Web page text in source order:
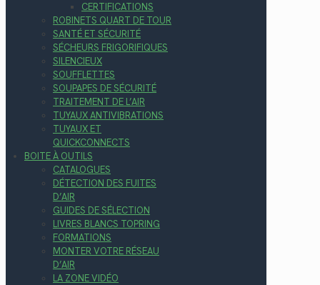
CERTIFICATIONS
ROBINETS QUART DE TOUR
SANTÉ ET SÉCURITÉ
SÉCHEURS FRIGORIFIQUES
SILENCIEUX
SOUFFLETTES
SOUPAPES DE SÉCURITÉ
TRAITEMENT DE L’AIR
TUYAUX ANTIVIBRATIONS
TUYAUX ET
QUICKCONNECTS
BOITE À OUTILS
CATALOGUES
DÉTECTION DES FUITES
D’AIR
GUIDES DE SÉLECTION
LIVRES BLANCS TOPRING
FORMATIONS
MONTER VOTRE RÉSEAU
D’AIR
LA ZONE VIDÉO